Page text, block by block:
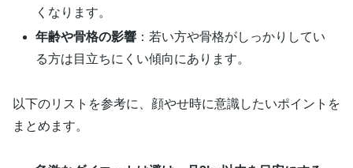
くなります。
年齢や骨格の影響 ：若い方や骨格がしっかりしてい
る方は目立ちにくい傾向にあります。
以下のリストを参考に、顔やせ時に意識したいポイントを
まとめます。